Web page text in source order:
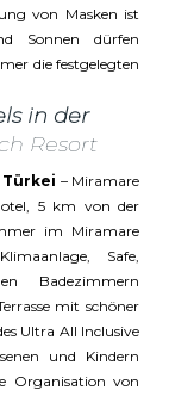
von Masken ist
Sonnen dürfen
die festgelegten
in der
Resort
– Miramare
5 km von der
im Miramare
Safe,
Badezimmern
mit schöner
Ultra All Inclusive
und Kindern
Organisation von